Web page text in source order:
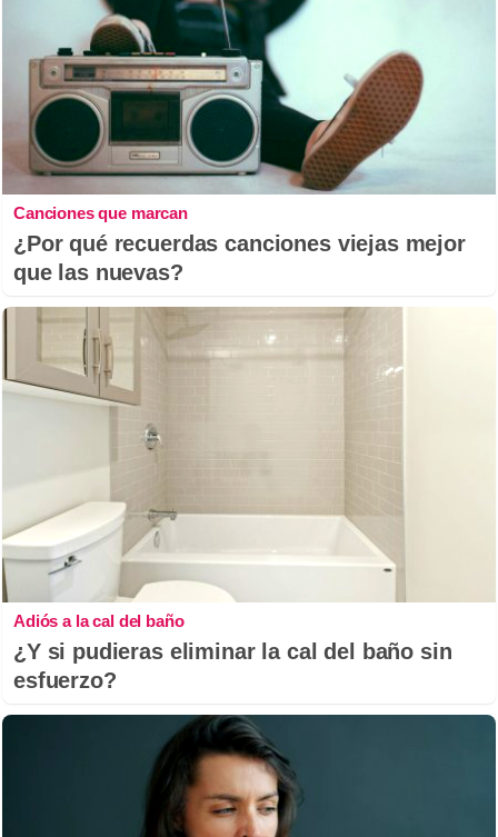
Canciones que marcan
¿Por qué recuerdas canciones viejas mejor
que las nuevas?
Adiós a la cal del baño
¿Y si pudieras eliminar la cal del baño sin
esfuerzo?